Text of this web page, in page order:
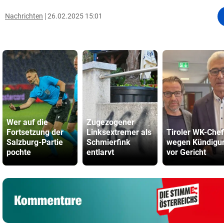
Nachrichten 26.02.2025 15:01
Wer auf die
Fortsetzung der
Salzburg-Partie
pochte
Zugezogener
Linksextremer als
Schmierfink
entlarvt
Tiroler WK-
wegen
vor Gericht